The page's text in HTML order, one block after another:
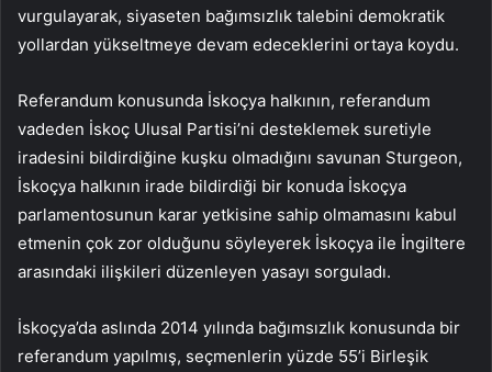
vurgulayarak, siyaseten bağımsızlık talebini demokratik
yollardan yükseltmeye devam edeceklerini ortaya koydu.
Referandum konusunda İskoçya halkının, referandum
vadeden İskoç Ulusal Partisi’ni desteklemek suretiyle
iradesini bildirdiğine kuşku olmadığını savunan Sturgeon,
İskoçya halkının irade bildirdiği bir konuda İskoçya
parlamentosunun karar yetkisine sahip olmamasını kabul
etmenin çok zor olduğunu söyleyerek İskoçya ile İngiltere
arasındaki ilişkileri düzenleyen yasayı sorguladı.
İskoçya’da aslında 2014 yılında bağımsızlık konusunda bir
referandum yapılmış, seçmenlerin yüzde 55’i Birleşik